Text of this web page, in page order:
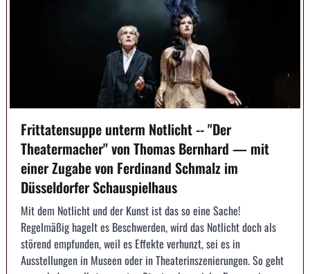
Frittatensuppe unterm Notlicht -- "Der
Theatermacher" von Thomas Bernhard — mit
einer Zugabe von Ferdinand Schmalz im
Düsseldorfer Schauspielhaus
Mit dem Notlicht und der Kunst ist das so eine Sache!
Regelmäßig hagelt es Beschwerden, wird das Notlicht doch als
störend empfunden, weil es Effekte verhunzt, sei es in
Ausstellungen in Museen oder in Theaterinszenierungen. So geht